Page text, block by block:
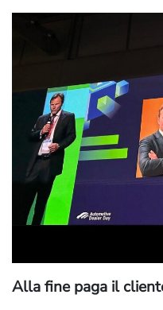
Alla fine paga il